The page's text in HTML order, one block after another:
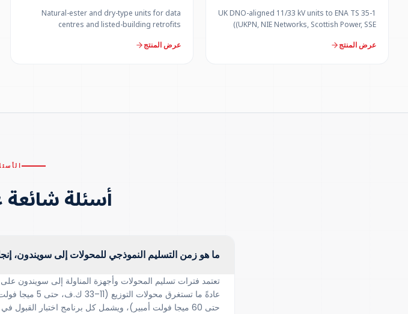
UK DNO-aligned 11/33 kV units to ENA TS 35-1
(UKPN, NIE Networks, Scottish Power, SSE)
عرض المنتج
Natural-ester and dry-type units for data
centres and listed-building retrofits
عرض المنتج
أسئلة
ما هو زمن التسليم النموذجي للمحولات إلى سويندون،
تعتمد فترات تسليم المحولات وأجهزة المناولة إلى سويندون
حتى 60 ميجا فولت أمبير)، ويشمل كل برنامج اختبار